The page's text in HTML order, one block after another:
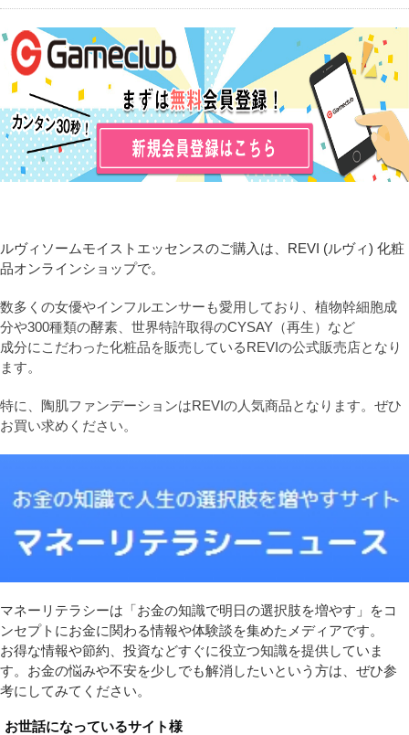
ルヴィソームモイストエッセンスのご購入は、REVI (ルヴィ) 化粧
品オンラインショップで。
数多くの女優やインフルエンサーも愛用しており、植物幹細胞成
分や300種類の酵素、世界特許取得のCYSAY（再生）など
成分にこだわった化粧品を販売しているREVIの公式販売店となり
ます。
特に、陶肌ファンデーションはREVIの人気商品となります。ぜひ
お買い求めください。
マネーリテラシーは「お金の知識で明日の選択肢を増やす」をコ
ンセプトにお金に関わる情報や体験談を集めたメディアです。
お得な情報や節約、投資などすぐに役立つ知識を提供していま
す。お金の悩みや不安を少しでも解消したいという方は、ぜひ参
考にしてみてください。
お世話になっているサイト様